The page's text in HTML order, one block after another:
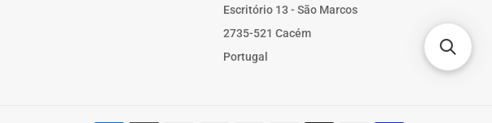
Escritório 13 - São Marcos
2735-521 Cacém
Portugal